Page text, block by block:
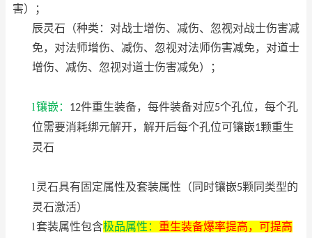
害）；
辰灵石（种类：对战士增伤、减伤、忽视对战士伤害减
免，对法师增伤、减伤、忽视对法师伤害减免，对道士
增伤、减伤、忽视对道士伤害减免）；
l镶嵌： 12件重生装备，每件装备对应5个孔位，每个孔
位需要消耗绑元解开，解开后每个孔位可镶嵌1颗重生
灵石
l 灵石具有固定属性及套装属性（同时镶嵌5颗同类型的
灵石激活）
l套装属性包含极品属性： 重生装备爆率提高，可提高